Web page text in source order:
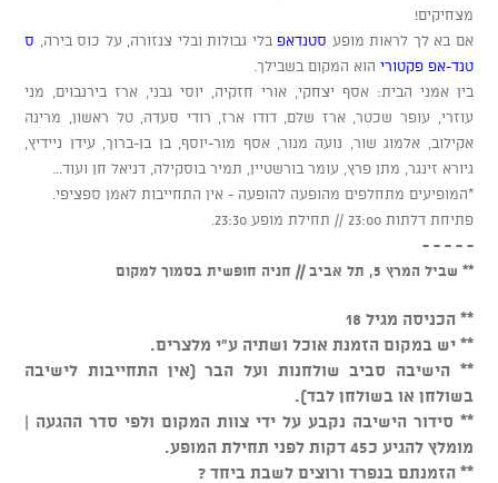
מצחיקים!
אם בא לך לראות מופע סטנדאפ בלי גבולות ובלי צנזורה, על כוס בירה, ס
טנד-אפ פקטורי הוא המקום בשבילך.
בין אמני הבית: אסף יצחקי, אורי חזקיה, יוסי גבני, ארז בירנבוים, מני
עוזרי, עופר שכטר, ארז שלם, דודו ארז, רודי סעדה, טל ראשון, מרינה
אקילוב, אלמוג שור, נועה מנור, אסף מור-יוסף, בן בן-ברוך, עידן ניידיץ,
גיורא זינגר, מתן פרץ, עומר בורשטיין, תמיר בוסקילה, דניאל חן ועוד...
*המופיעים מתחלפים מהופעה להופעה - אין התחייבות לאמן ספציפי.
פתיחת דלתות 23:00 // תחילת מופע 23:30.
- - - - -
** שביל המרץ 5, תל אביב // חניה חופשית בסמוך למקום
** הכניסה מגיל 18
** יש במקום הזמנת אוכל ושתיה ע"י מלצרים.
** הישיבה סביב שולחנות ועל הבר (אין התחייבות לישיבה
בשולחן או בשולחן לבד).
** סידור הישיבה נקבע על ידי צוות המקום ולפי סדר ההגעה |
מומלץ להגיע כ45 דקות לפני תחילת המופע.
** הזמנתם בנפרד ורוצים לשבת ביחד ?